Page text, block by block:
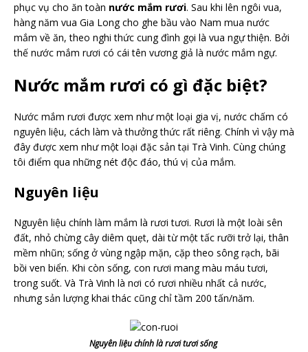
phục vụ cho ăn toàn nước mắm rươi. Sau khi lên ngôi vua,
hàng năm vua Gia Long cho ghe bầu vào Nam mua nước
mắm về ăn, theo nghi thức cung đình gọi là vua ngự thiện. Bởi
thế nước mắm rươi có cái tên vương giả là nước mắm ngự.
Nước mắm rươi có gì đặc biệt?
Nước mắm rươi được xem như một loại gia vị, nước chấm có
nguyên liệu, cách làm và thưởng thức rất riêng. Chính vì vậy mà
đây được xem như một loại đặc sản tại Trà Vinh. Cùng chúng
tôi điểm qua những nét độc đáo, thú vị của mắm.
Nguyên liệu
Nguyên liệu chính làm mắm là rươi tươi. Rươi là một loài sên
đất, nhỏ chừng cây diêm quẹt, dài từ một tấc rưỡi trở lại, thân
mềm nhũn; sống ở vùng ngập mặn, cặp theo sông rạch, bãi
bồi ven biển. Khi còn sống, con rươi mang màu máu tươi,
trong suốt. Và Trà Vinh là nơi có rươi nhiều nhất cả nước,
nhưng sản lượng khai thác cũng chỉ tầm 200 tấn/năm.
Nguyên liệu chính là rươi tươi sống